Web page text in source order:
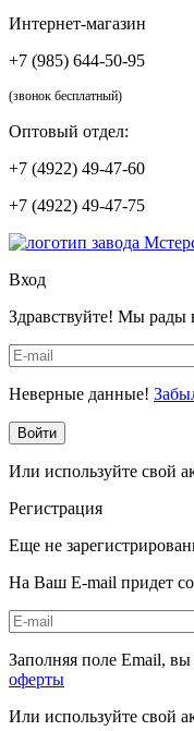
Интернет-магазин
+7 (985) 644-50-95
(звонок бесплатный)
Оптовый отдел:
+7 (4922) 49-47-60
+7 (4922) 49-47-75
Вход
Здравствуйте! Мы рады
Неверные данные!
Войти
Или используйте свой
Регистрация
Еще не
На Ваш E-mail придет
Заполняя поле Email,
оферты
Или используйте свой